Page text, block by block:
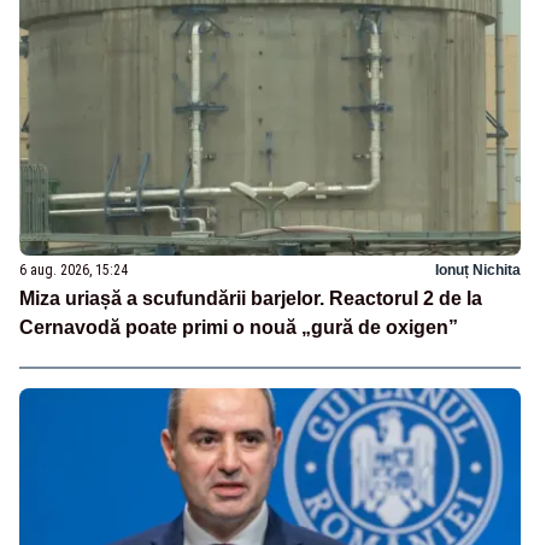
6 aug. 2026, 15:24 Ionuț Nichita
Miza uriașă a scufundării barjelor. Reactorul 2 de la
Cernavodă poate primi o nouă „gură de oxigen”